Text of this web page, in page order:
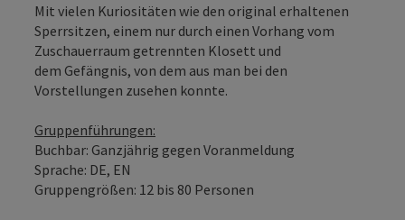
Mit vielen Kuriositäten wie den original erhaltenen
Sperrsitzen, einem nur durch einen Vorhang vom
Zuschauerraum getrennten Klosett und
dem Gefängnis, von dem aus man bei den
Vorstellungen zusehen konnte.
Gruppenführungen:
Buchbar: Ganzjährig gegen Voranmeldung
Sprache: DE, EN
Gruppengrößen: 12 bis 80 Personen